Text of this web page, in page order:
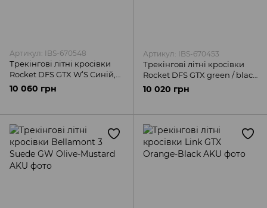
Артикул: IBS-670548
Трекінгові літні кросівки
Rocket DFS GTX W’S Cиній,
Чорний AKU
10 060 грн
Артикул: IBS-670453
Трекінгові літні кросівки
Rocket DFS GTX green / black
AKU
10 020 грн